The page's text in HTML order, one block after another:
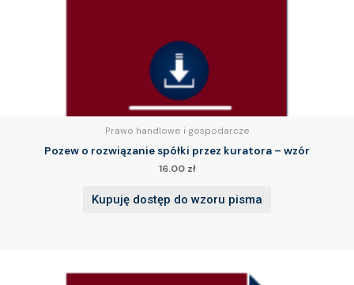
Prawo handlowe i gospodarcze
Pozew o rozwiązanie spółki przez kuratora – wzór
16.00 zł
Kupuję dostęp do wzoru pisma